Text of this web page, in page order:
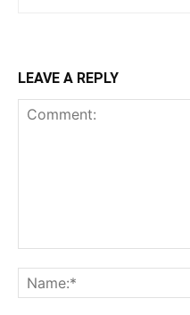
LEAVE A REPLY